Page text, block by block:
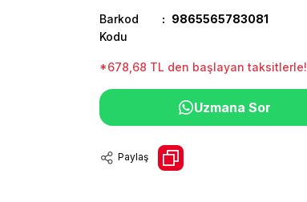
Barkod
Kodu
9865565783081
*678,68 TL den başlayan taksitlerle!
Uzmana Sor
Paylaş